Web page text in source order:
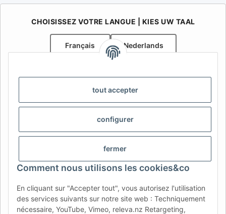
tout accepter
configurer
fermer
Comment nous utilisons les cookies&co
En cliquant sur "Accepter tout", vous autorisez l'utilisation
des services suivants sur notre site web : Techniquement
nécessaire, YouTube, Vimeo, releva.nz Retargeting,
CHOISISSEZ VOTRE LANGUE | KIES UW TAAL
Français Nederlands
specialist in onderdelen voor aanhangwagens
Contact:info@afatek.com
AFATEK INTERNATIONAL – SELECT REGION & LANGUAGE |
CHOISIR LA RÉGION ET LA LANGUE | SELECCIONAR REGIÓN E
CH (IT) BE (NL) BE (FR) NL
FR IT ES DK PL